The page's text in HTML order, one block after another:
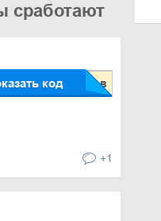
сработают
код
+1